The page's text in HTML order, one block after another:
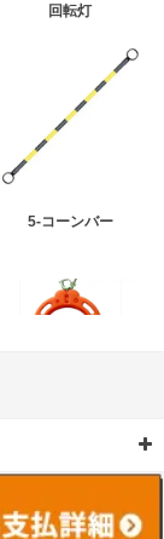
回転灯
5-コーンバー
ンス